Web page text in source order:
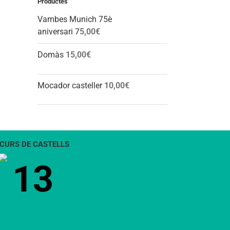
Vambes Munich 75è
aniversari 75,00€
Domàs 15,00€
Mocador casteller 10,00€
DE CASTELLS
13